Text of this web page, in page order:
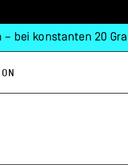
bei konstanten 20